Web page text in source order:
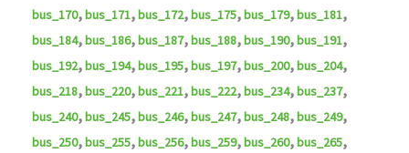
bus_170,bus_171,bus_172,bus_175,bus_179,bus_181,
bus_184,bus_186,bus_187,bus_188,bus_190,bus_191,
bus_192,bus_194,bus_195,bus_197,bus_200,bus_204,
bus_218,bus_220,bus_221,bus_222,bus_234,bus_237,
bus_240,bus_245,bus_246,bus_247,bus_248,bus_249,
bus_250,bus_255,bus_256,bus_259,bus_260,bus_265,